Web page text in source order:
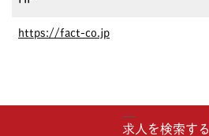
https://fact-co.jp
求人を検索する